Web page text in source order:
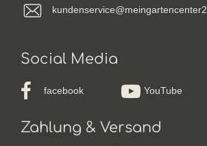
Social Media
facebook YouTube
Zahlung & Versand